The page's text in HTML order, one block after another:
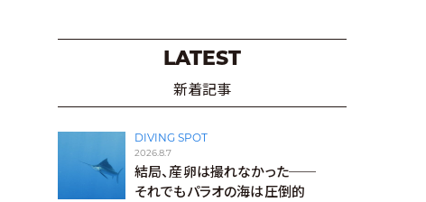
LATEST
新着記事
DIVING SPOT
2026.8.7
結局、産卵は撮れなかった──
それでもパラオの海は圧倒的